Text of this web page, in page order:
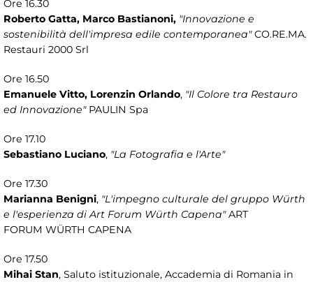
Ore 16.30
Roberto Gatta, Marco Bastianoni, "Innovazione e
sostenibilità dell'impresa edile contemporanea"CO.RE.MA.
Restauri 2000 Srl
Ore 16.50
Emanuele Vitto, Lorenzin Orlando, "Il Colore tra Restauro
ed Innovazione"PAULIN Spa
Ore 17.10
Sebastiano Luciano, "La Fotografia e l'Arte"
Ore 17.30
Marianna Benigni, "L'impegno culturale del gruppo Würth
e l'esperienza di Art Forum Würth Capena"ART
FORUM WÜRTH CAPENA
Ore 17.50
Mihai Stan, Saluto istituzionale, Accademia di Romania in